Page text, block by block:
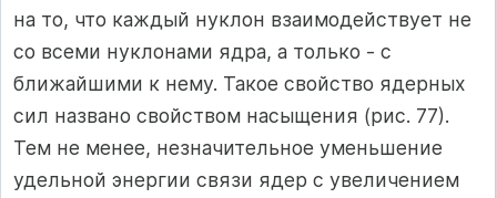
на то, что каждый нуклон взаимодействует не
со всеми нуклонами ядра, а только - с
ближайшими к нему. Такое свойство ядерных
сил названо свойством насыщения (рис. 77).
Тем не менее, незначительное уменьшение
удельной энергии связи ядер с увеличением